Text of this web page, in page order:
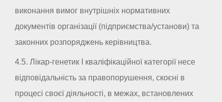
виконання вимог внутрішніх нормативних
документів організації (підприємства/установи) та
законних розпоряджень керівництва.
4.5. Лікар-генетик I кваліфікаційної категорії несе
відповідальність за правопорушення, скоєні в
процесі своєї діяльності, в межах, встановлених